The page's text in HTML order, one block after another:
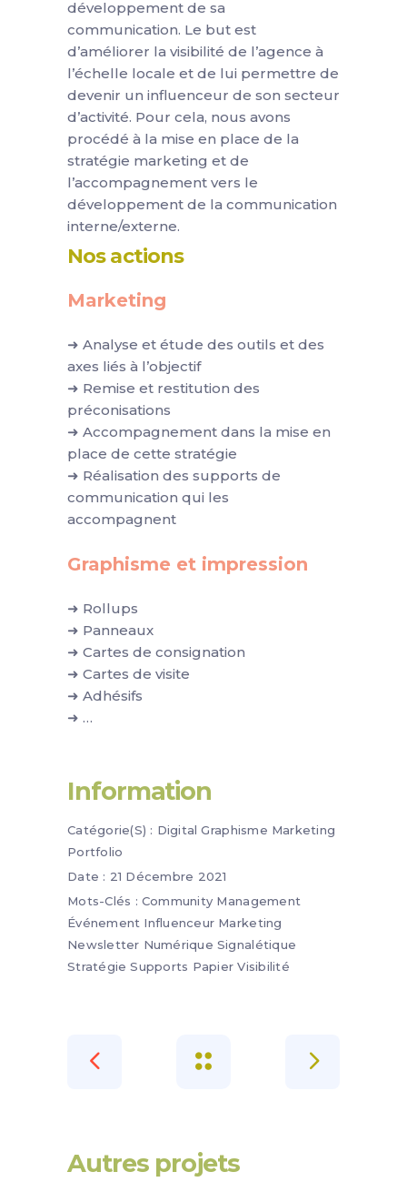
développement de sa
communication. Le but est
d’améliorer la visibilité de l’agence à
l’échelle locale et de lui permettre de
devenir un influenceur de son secteur
d’activité. Pour cela, nous avons
procédé à la mise en place de la
stratégie marketing et de
l’accompagnement vers le
développement de la communication
interne/externe.
Nos actions
Marketing
➜ Analyse et étude des outils et des
axes liés à l’objectif
➜ Remise et restitution des
préconisations
➜ Accompagnement dans la mise en
place de cette stratégie
➜ Réalisation des supports de
communication qui les
accompagnent
Graphisme et impression
➜ Rollups
➜ Panneaux
➜ Cartes de consignation
➜ Cartes de visite
➜ Adhésifs
➜ …
Information
Catégorie(s) : Digital Graphisme Marketing
Portfolio
Date : 21 Décembre 2021
Mots-Clés : Community Management
Événement Influenceur Marketing
Newsletter Numérique Signalétique
Stratégie Supports Papier Visibilité
Autres projets